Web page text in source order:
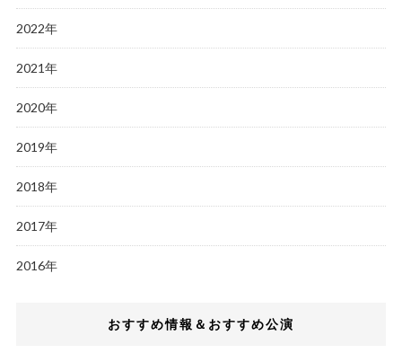
2022年
2021年
2020年
2019年
2018年
2017年
2016年
おすすめ情報＆おすすめ公演